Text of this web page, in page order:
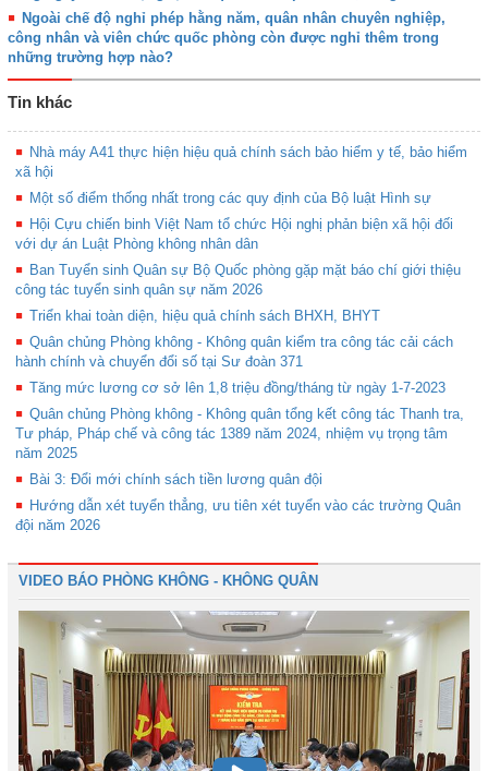
Ngoài chế độ nghỉ phép hằng năm, quân nhân chuyên nghiệp,
công nhân và viên chức quốc phòng còn được nghỉ thêm trong
những trường hợp nào?
Tin khác
Nhà máy A41 thực hiện hiệu quả chính sách bảo hiểm y tế, bảo hiểm
xã hội
Một số điểm thống nhất trong các quy định của Bộ luật Hình sự
Hội Cựu chiến binh Việt Nam tổ chức Hội nghị phản biện xã hội đối
với dự án Luật Phòng không nhân dân
Ban Tuyển sinh Quân sự Bộ Quốc phòng gặp mặt báo chí giới thiệu
công tác tuyển sinh quân sự năm 2026
Triển khai toàn diện, hiệu quả chính sách BHXH, BHYT
Quân chủng Phòng không - Không quân kiểm tra công tác cải cách
hành chính và chuyển đổi số tại Sư đoàn 371
Tăng mức lương cơ sở lên 1,8 triệu đồng/tháng từ ngày 1-7-2023
Quân chủng Phòng không - Không quân tổng kết công tác Thanh tra,
Tư pháp, Pháp chế và công tác 1389 năm 2024, nhiệm vụ trọng tâm
năm 2025
Bài 3: Đổi mới chính sách tiền lương quân đội
Hướng dẫn xét tuyển thẳng, ưu tiên xét tuyển vào các trường Quân
đội năm 2026
VIDEO BÁO PHÒNG KHÔNG - KHÔNG QUÂN